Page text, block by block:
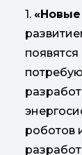
1. «Новые
роботов